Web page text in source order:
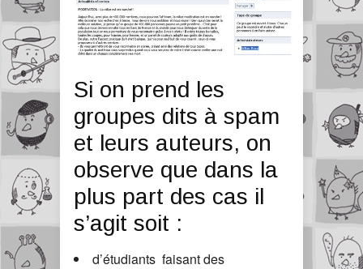
Si on prend les
groupes dits à spam
et leurs auteurs, on
observe que dans la
plus part des cas il
s’agit soit :
d’étudiants faisant des